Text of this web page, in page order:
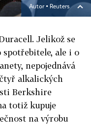
Autor ▪ Reuters
Jelikož se
spotřebitele, ale i o
nepojednává
alkalických
Berkshire
totiž kupuje
na výrobu